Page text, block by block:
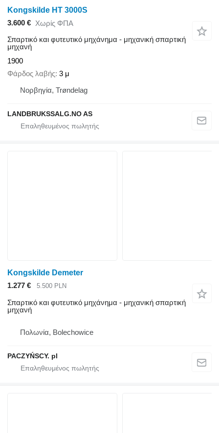
Kongskilde HT 3000S
3.600 € Χωρίς ΦΠΑ
Σπαρτικό και φυτευτικό μηχάνημα - μηχανική σπαρτική
μηχανή
1900
Φάρδος λαβής 3 μ
Νορβηγία, Trøndelag
LANDBRUKSSALG.NO AS
Kongskilde Demeter
1.277 €
5.500 PLN
Σπαρτικό και φυτευτικό μηχάνημα - μηχανική σπαρτική
μηχανή
Πολωνία, Bolechowice
PACZYŃSCY. pl